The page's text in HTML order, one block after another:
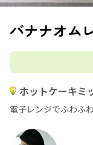
バナナオム
ホットケーキミ
電子レンジでふわふ